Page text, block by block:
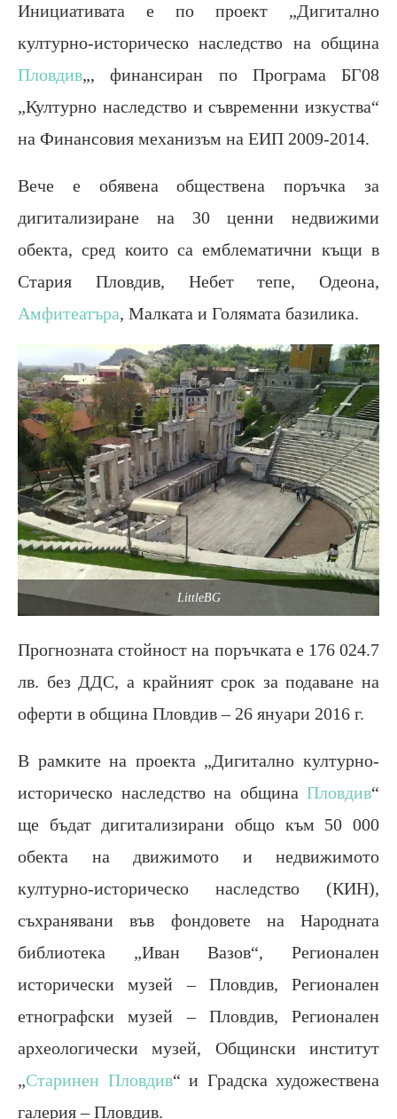
Инициативата е по проект „Дигитално
културно-историческо наследство на община
Пловдив„, финансиран по Програма БГ08
„Културно наследство и съвременни изкуства“
на Финансовия механизъм на ЕИП 2009-2014.
Вече е обявена обществена поръчка за
дигитализиране на 30 ценни недвижими
обекта, сред които са емблематични къщи в
Стария Пловдив, Небет тепе, Одеона,
Амфитеатъра, Малката и Голямата базилика.
LittleBG
Прогнозната стойност на поръчката е 176 024.7
лв. без ДДС, а крайният срок за подаване на
оферти в община Пловдив – 26 януари 2016 г.
В рамките на проекта „Дигитално културно-
историческо наследство на община Пловдив“
ще бъдат дигитализирани общо към 50 000
обекта на движимото и недвижимото
културно-историческо наследство (КИН),
съхранявани във фондовете на Народната
библиотека „Иван Вазов“, Регионален
исторически музей – Пловдив, Регионален
етнографски музей – Пловдив, Регионален
археологически музей, Общински институт
„Старинен Пловдив“ и Градска художествена
галерия – Пловдив.